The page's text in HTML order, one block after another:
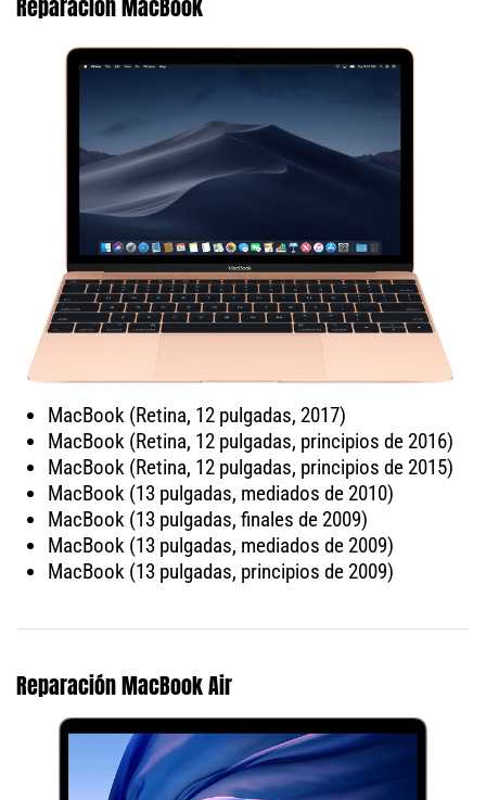
Reparación MacBook
MacBook (Retina, 12 pulgadas, 2017)
MacBook (Retina, 12 pulgadas, principios de 2016)
MacBook (Retina, 12 pulgadas, principios de 2015)
MacBook (13 pulgadas, mediados de 2010)
MacBook (13 pulgadas, finales de 2009)
MacBook (13 pulgadas, mediados de 2009)
MacBook (13 pulgadas, principios de 2009)
Reparación MacBook Air